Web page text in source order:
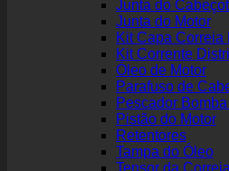
Junta do
Junta do Motor
Kit Capa Correia
Kit Corrente
Óleo de Motor
Parafuso de
Pescador
Pistão do Motor
Retentores
Tampa do Óleo
Tensor da